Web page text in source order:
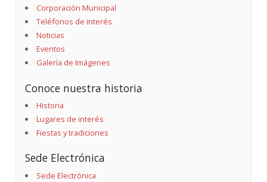
Corporación Municipal
Teléfonos de interés
Noticias
Eventos
Galería de Imágenes
Conoce nuestra historia
Historia
Lugares de interés
Fiestas y tradiciones
Sede Electrónica
Sede Electrónica